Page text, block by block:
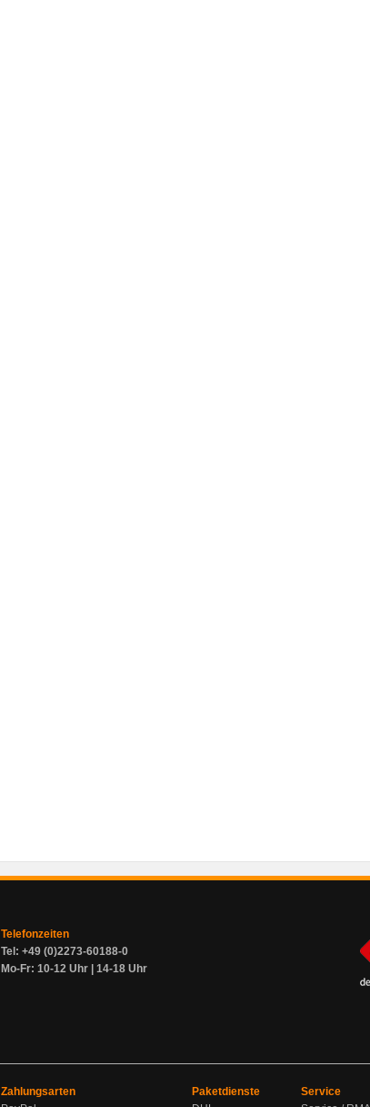
Telefonzeiten
Tel: +49 (0)2273-60188-0
Mo-Fr: 10-12 Uhr | 14-18 Uhr
Zahlungsarten
Paketdienste
Service